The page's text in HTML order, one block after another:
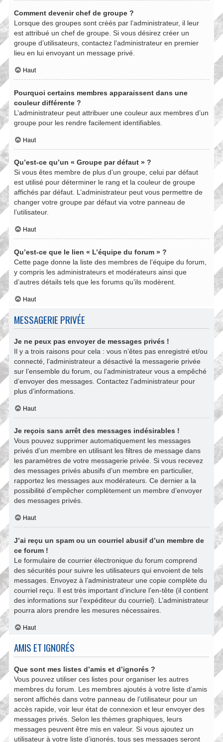
Comment devenir chef de groupe ?
Lorsque des groupes sont créés par l’administrateur, il leur
est attribué un chef de groupe. Si vous désirez créer un
groupe d’utilisateurs, contactez l’administrateur en premier
lieu en lui envoyant un message privé.
Haut
Pourquoi certains membres apparaissent dans une
couleur différente ?
L’administrateur peut attribuer une couleur aux membres d’un
groupe pour les rendre facilement identifiables.
Haut
Qu’est-ce qu’un « Groupe par défaut » ?
Si vous êtes membre de plus d’un groupe, celui par défaut
est utilisé pour déterminer le rang et la couleur de groupe
affichés par défaut. L’administrateur peut vous permettre de
changer votre groupe par défaut via votre panneau de
l’utilisateur.
Haut
Qu’est-ce que le lien « L’équipe du forum » ?
Cette page donne la liste des membres de l’équipe du forum,
y compris les administrateurs et modérateurs ainsi que
d’autres détails tels que les forums qu’ils modèrent.
Haut
MESSAGERIE PRIVÉE
Je ne peux pas envoyer de messages privés !
Il y a trois raisons pour cela : vous n’êtes pas enregistré et/ou
connecté, l’administrateur a désactivé la messagerie privée
sur l’ensemble du forum, ou l’administrateur vous a empêché
d’envoyer des messages. Contactez l’administrateur pour
plus d’informations.
Haut
Je reçois sans arrêt des messages indésirables !
Vous pouvez supprimer automatiquement les messages
privés d’un membre en utilisant les filtres de message dans
les paramètres de votre messagerie privée. Si vous recevez
des messages privés abusifs d’un membre en particulier,
rapportez les messages aux modérateurs. Ce dernier a la
possibilité d’empêcher complètement un membre d’envoyer
des messages privés.
Haut
J’ai reçu un spam ou un courriel abusif d’un membre de
ce forum !
Le formulaire de courrier électronique du forum comprend
des sécurités pour suivre les utilisateurs qui envoient de tels
messages. Envoyez à l’administrateur une copie complète du
courriel reçu. Il est très important d’inclure l’en-tête (il contient
des informations sur l’expéditeur du courriel). L’administrateur
pourra alors prendre les mesures nécessaires.
Haut
AMIS ET IGNORÉS
Que sont mes listes d’amis et d’ignorés ?
Vous pouvez utiliser ces listes pour organiser les autres
membres du forum. Les membres ajoutés à votre liste d’amis
seront affichés dans votre panneau de l’utilisateur pour un
accès rapide, voir leur état de connexion et leur envoyer des
messages privés. Selon les thèmes graphiques, leurs
messages peuvent être mis en valeur. Si vous ajoutez un
utilisateur à votre liste d’ignorés, tous ses messages seront